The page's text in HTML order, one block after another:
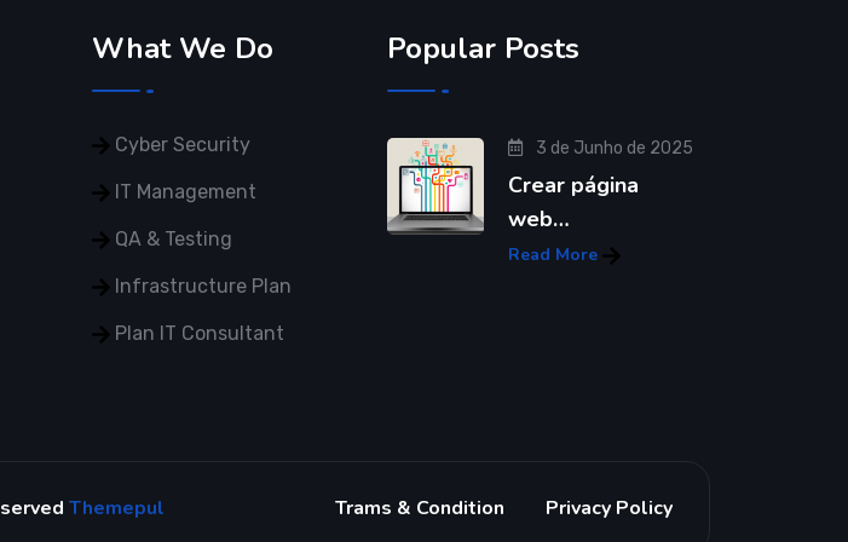
What We Do
Cyber Security
IT Management
QA & Testing
Infrastructure Plan
Plan IT Consultant
Popular Posts
3 de Junho de 2025
Crear página
web…
Read More
Themepul Trams & Condition Privacy Policy